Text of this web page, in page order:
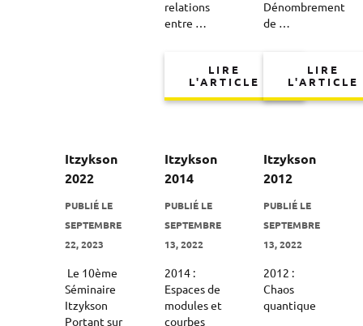
relations
entre …
LIRE
L'ARTICLE
Dénombrement
de …
LIRE
L'ARTICLE
Itzykson
2022
PUBLIÉ LE
SEPTEMBRE
22, 2023
​ Le 10ème
Séminaire
Itzykson
Portant sur
Itzykson
2014
PUBLIÉ LE
SEPTEMBRE
13, 2022
2014 :
Espaces de
modules et
courbes
Itzykson
2012
PUBLIÉ LE
SEPTEMBRE
13, 2022
2012 :
Chaos
quantique